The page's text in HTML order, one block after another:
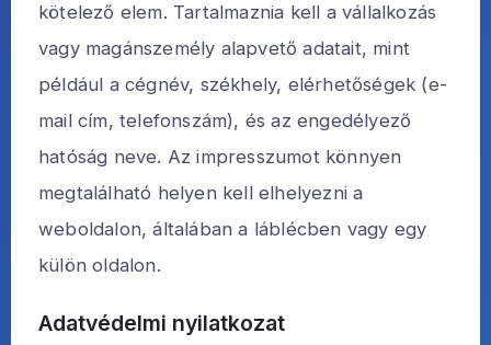
kötelező elem. Tartalmaznia kell a vállalkozás
vagy magánszemély alapvető adatait, mint
például a cégnév, székhely, elérhetőségek (e-
mail cím, telefonszám), és az engedélyező
hatóság neve. Az impresszumot könnyen
megtalálható helyen kell elhelyezni a
weboldalon, általában a láblécben vagy egy
külön oldalon.
Adatvédelmi nyilatkozat